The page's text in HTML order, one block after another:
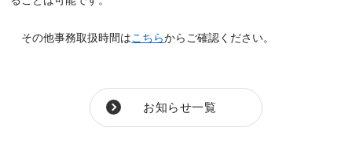
その他事務取扱時間はこちらからご確認ください。
お知らせ一覧